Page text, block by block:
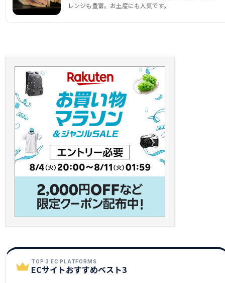
レンジも豊富。お土産にも人気です。
TOP 3 EC PLATFORMS
ECサイトおすすめベスト3